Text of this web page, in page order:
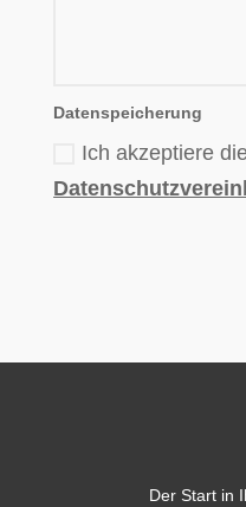
Datenspeicherung
Ich akzeptiere
Der Start in